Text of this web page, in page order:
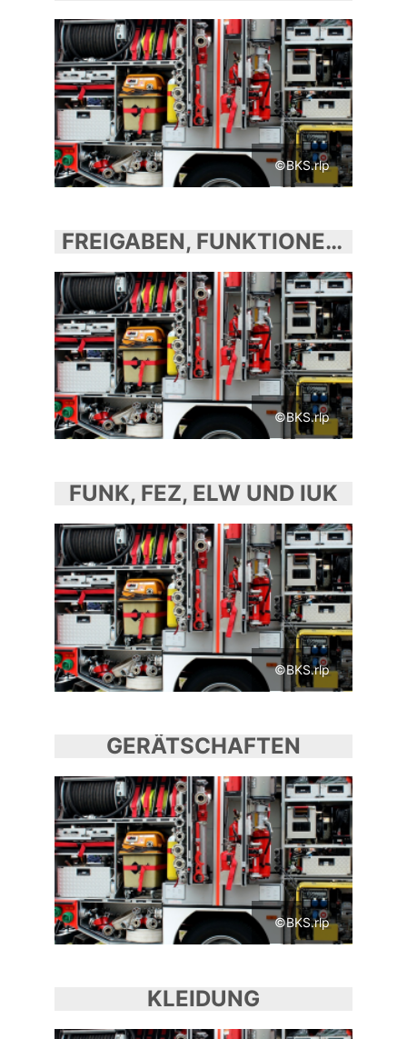
©BKS.rlp
FREIGABEN, FUNKTIONEN, ÄMTER UND FACHBEREICHE
©BKS.rlp
FUNK, FEZ, ELW UND IUK
©BKS.rlp
GERÄTSCHAFTEN
©BKS.rlp
KLEIDUNG